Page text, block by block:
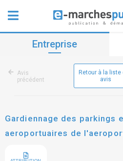
Entreprise
Avis
précédent
Retour à la liste
avis
Gardiennage des parkings
aeroportuaires de